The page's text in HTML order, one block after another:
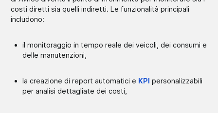
costi diretti sia quelli indiretti. Le funzionalità principali
includono:
il monitoraggio in tempo reale dei veicoli, dei consumi e
delle manutenzioni,
la creazione di report automatici e KPIpersonalizzabili
per analisi dettagliate dei costi,